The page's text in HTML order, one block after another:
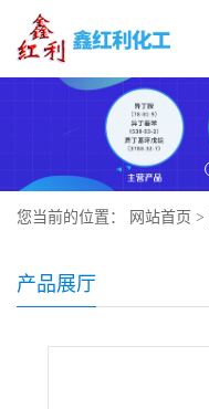
您当前的位置： 网站首页 >
产品展厅